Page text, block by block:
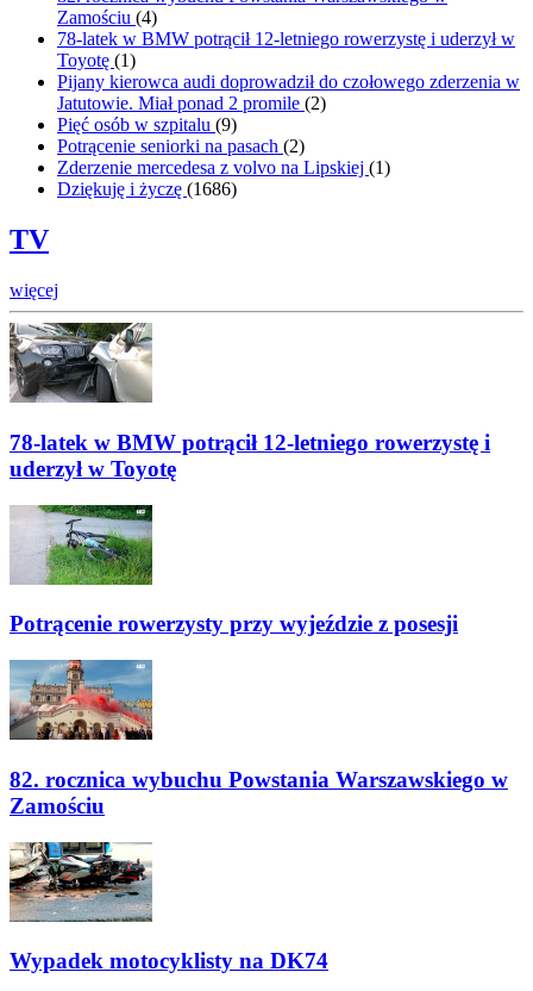
Zamościu (4)
78-latek w BMW potrącił 12-letniego rowerzystę i uderzył w
Toyotę (1)
Pijany kierowca audi doprowadził do czołowego zderzenia w
Jatutowie. Miał ponad 2 promile (2)
Pięć osób w szpitalu (9)
Potrącenie seniorki na pasach (2)
Zderzenie mercedesa z volvo na Lipskiej (1)
Dziękuję i życzę (1686)
TV
więcej
78-latek w BMW potrącił 12-letniego rowerzystę i
uderzył w Toyotę
Potrącenie rowerzysty przy wyjeździe z posesji
82. rocznica wybuchu Powstania Warszawskiego w
Zamościu
Wypadek motocyklisty na DK74